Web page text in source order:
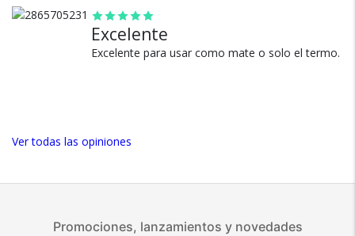
Excelente
Excelente para usar como mate o solo el termo.
Ver todas las opiniones
Más de 15.000 comentarios
positivos en todos nuestros
productos.
nosotros.
Promociones, lanzamientos y novedades